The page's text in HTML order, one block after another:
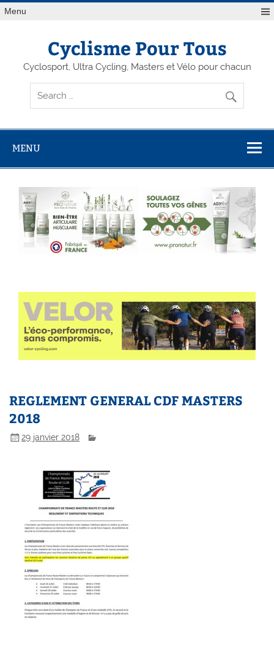
Menu
Cyclisme Pour Tous
Cyclosport, Ultra Cycling, Masters et Vélo pour chacun
MENU
REGLEMENT GENERAL CDF MASTERS
2018
29 janvier 2018